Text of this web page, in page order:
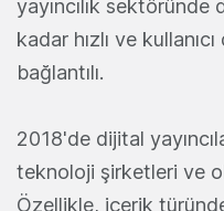
yayıncılık sektöründe
kadar hızlı ve
bağlantılı.
2018'de dijital
teknoloji şirketleri ve
Özellikle, içerik